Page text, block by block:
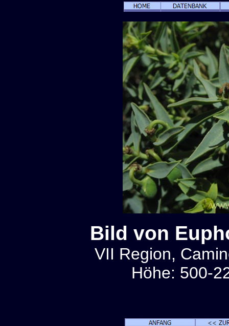
Bild von
VII Region,
Höhe: 500-